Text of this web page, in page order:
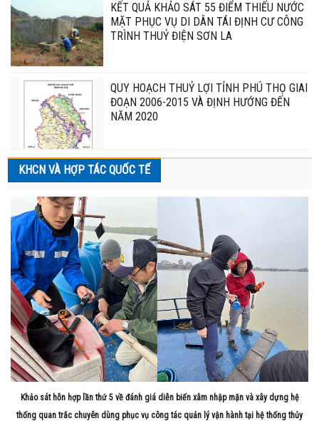
KẾT QUẢ KHẢO SÁT 55 ĐIỂM THIẾU NƯỚC
MẶT PHỤC VỤ DI DÂN TÁI ĐỊNH CƯ CÔNG
TRÌNH THUỶ ĐIỆN SƠN LA
QUY HOẠCH THUỶ LỢI TỈNH PHÚ THỌ GIAI
ĐOẠN 2006-2015 VÀ ĐỊNH HƯỚNG ĐẾN
NĂM 2020
KHCN VÀ HỢP TÁC QUỐC TẾ
Khảo sát hỗn hợp lần thứ 5 về đánh giá diễn biến xâm nhập mặn và xây dựng hệ
thống quan trắc chuyên dùng phục vụ công tác quản lý vận hành tại hệ thống thủy